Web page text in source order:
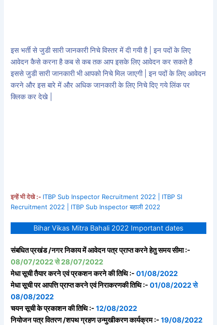
इस भर्ती से जुडी सारी जानकारी निचे विस्तर में दी गयी है | इन पदों के लिए
आवेदन कैसे करना है कब से कब तक आप इसके लिए आवेदन कर सकते है
इससे जुडी सारी जानकारी भी आपको निचे मिल जाएगी | इन पदों के लिए आवेदन
करने और इस बारे में और अधिक जानकारी के लिए निचे दिए गये लिंक पर
क्लिक कर देखे |
इन्हें भी देखे :- ITBP Sub Inspector Recruitment 2022 | ITBP SI
Recruitment 2022 | ITBP Sub Inspector बहाली 2022
Bihar Vikas Mitra Bahali 2022 Important dates
संबधित प्रखंड /नगर निकाय में आवेदन पत्र प्राप्त करने हेतु समय सीमा :-
08/07/2022 से 28/07/2022
मेधा सूची तैयार करने एवं प्रकशन करने की तिथि :- 01/08/2022
मेधा सूची पर आपत्ति प्राप्त करने एवं निराकरणकी तिथि :- 01/08/2022 से
08/08/2022
चयन सूची के प्रकाशन की तिथि :-12/08/2022
नियोजन पत्र वितरण /शपथ ग्रहण उन्मुखीकरण कार्यक्रम :-19/08/2022